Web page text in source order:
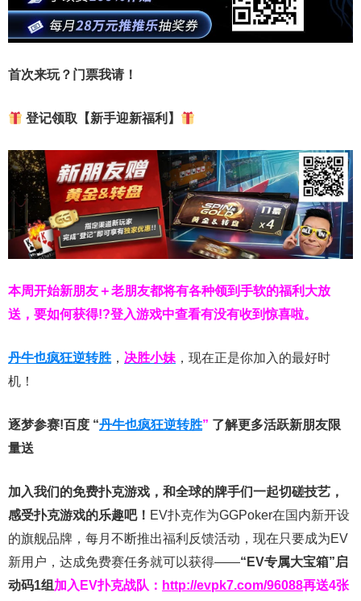
首次来玩？门票我请！
登记领取【新手迎新福利】
本周开始新朋友＋老朋友都将有各种领到手软的福利大放
送，要如何获得!?登入游戏中查看有没有收到惊喜啦。
丹牛也疯狂逆转胜 ， 决胜小妹 ，现在正是你加入的最好时
机！
逐梦参赛!百度 “丹牛也疯狂逆转胜” 了解更多活跃新朋友限
量送
加入我们的免费扑克游戏，和全球的牌手们一起切磋技艺，
感受扑克游戏的乐趣吧！ EV扑克作为GGPoker在国内新开设
的旗舰品牌，每月不断推出福利反馈活动，现在只要成为EV
新用户，达成免费赛任务就可以获得——“EV专属大宝箱”启
动码1组 加入EV扑克战队： http://evpk7.com/96088再送4张